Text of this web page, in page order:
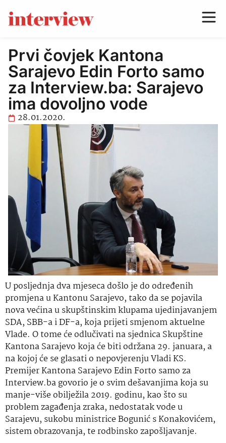
Prvi čovjek Kantona
Sarajevo Edin Forto samo
za Interview.ba: Sarajevo
ima dovoljno vode
28.01.2020.
U posljednja dva mjeseca došlo je do određenih
promjena u Kantonu Sarajevo, tako da se pojavila
nova većina u skupštinskim klupama ujedinjavanjem
SDA, SBB-a i DF-a, koja prijeti smjenom aktuelne
Vlade. O tome će odlučivati na sjednica Skupštine
Kantona Sarajevo koja će biti održana 29. januara, a
na kojoj će se glasati o nepovjerenju Vladi KS.
Premijer Kantona Sarajevo Edin Forto samo za
Interview.ba govorio je o svim dešavanjima koja su
manje-više obilježila 2019. godinu, kao što su
problem zagađenja zraka, nedostatak vode u
Sarajevu, sukobu ministrice Bogunić s Konakovićem,
sistem obrazovanja, te rodbinsko zapošljavanje.